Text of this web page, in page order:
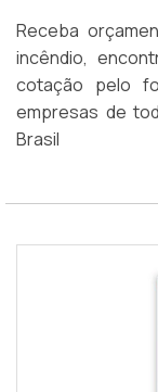
Receba
incêndio,
cotação pelo
empresas de
Brasil